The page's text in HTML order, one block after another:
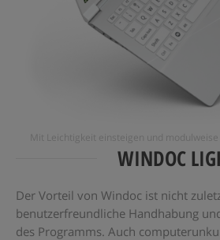
Mit Leichtigkeit einsteigen und
WINDOC
Der Vorteil von Windoc ist nicht
benutzerfreundliche Handhabung
des Programms. Auch